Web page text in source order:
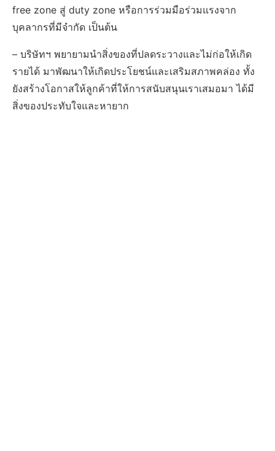
free zone สู่ duty zone หรือการร่วมมือร่วมแรงจาก
บุคลากรที่มีจำกัด เป็นต้น
– บริษัทฯ พยายามนำสิ่งของที่ปลดระวางและไม่ก่อให้เกิด
รายได้ มาพัฒนาให้เกิดประโยชน์และเสริมสภาพคล่อง ทั้ง
ยังสร้างโอกาสให้ลูกค้าที่ให้การสนับสนุนเราเสมอมา ได้มี
สิ่งของประทับใจและหายาก